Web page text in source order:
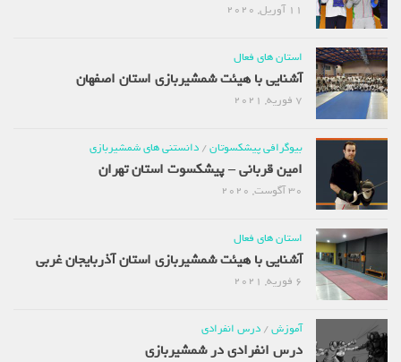
استان های فعال
آشنایی با هیئت شمشیربازی استان اصفهان
بیوگرافی پیشکسوتان/دانستنی های شمشیربازی
امین قربانی – پیشکسوت استان تهران
استان های فعال
آشنایی با هیئت شمشیربازی استان آذربایجان غربی
آموزش/درس انفرادی
درس انفرادی در شمشیربازی